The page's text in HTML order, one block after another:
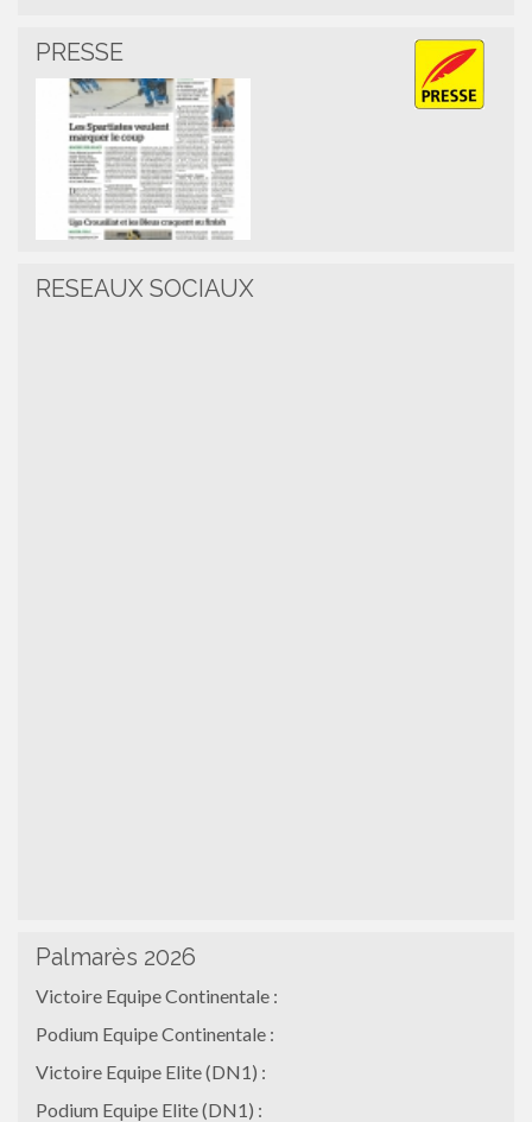
PRESSE
RESEAUX SOCIAUX
Palmarès 2026
Victoire Equipe Continentale :
Podium Equipe Continentale :
Victoire Equipe Elite (DN1) :
Podium Equipe Elite (DN1) :